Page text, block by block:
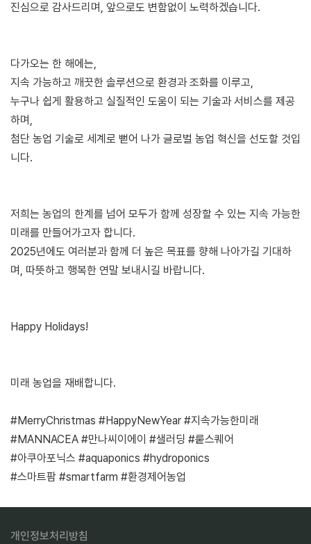
진심으로 감사드리며, 앞으로도 변함없이 노력하겠습니다.
다가오는 한 해에는,
지속 가능하고 깨끗한 솔루션으로 환경과 조화를 이루고,
누구나 쉽게 활용하고 실질적인 도움이 되는 기술과 서비스를 제공
하며,
첨단 농업 기술로 세계로 뻗어 나가 글로벌 농업 혁신을 선도할 것입
니다.
저희는 농업의 한계를 넘어 모두가 함께 성장할 수 있는 지속 가능한
미래를 만들어가고자 합니다.
2025년에도 여러분과 함께 더 높은 목표를 향해 나아가길 기대하
며, 따뜻하고 행복한 연말 보내시길 바랍니다.
Happy Holidays!
미래 농업을 재배합니다.
#MerryChristmas #HappyNewYear #지속가능한미래
#MANNACEA #만나씨이에이 #샐러딩 #뤁스퀘어
#아쿠아포닉스 #aquaponics #hydroponics
#스마트팜 #smartfarm #환경제어농업
개인정보처리방침